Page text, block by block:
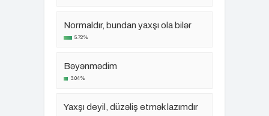
Normaldır, bundan yaxşı ola bilər
5.72%
Bəyənmədim
3.04%
Yaxşı deyil, düzəliş etmək lazımdır